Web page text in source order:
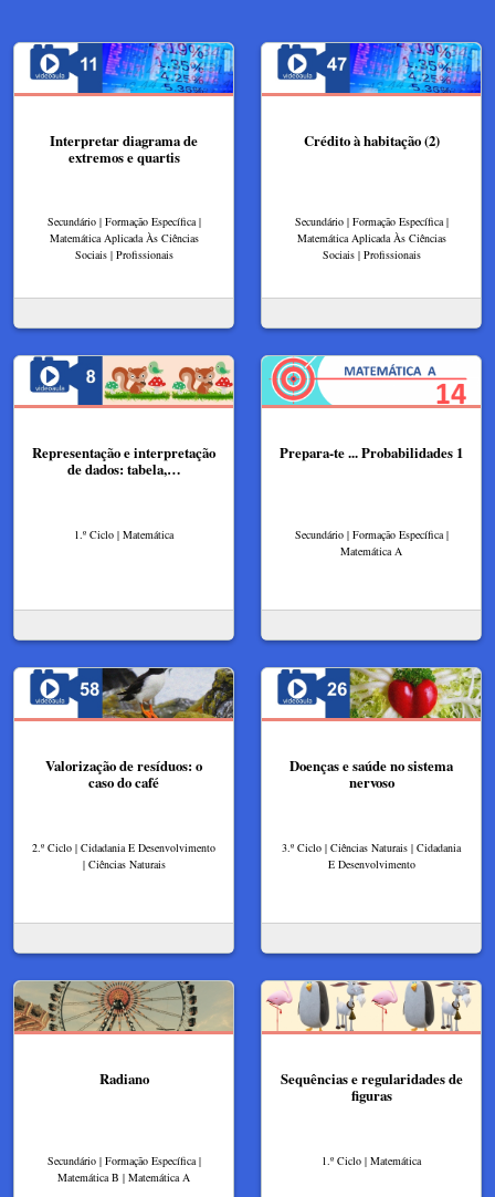
Interpretar diagrama de
extremos e quartis
Secundário | Formação Específica |
Matemática Aplicada Às Ciências
Sociais | Profissionais
Crédito à habitação (2)
Secundário | Formação Específica |
Matemática Aplicada Às Ciências
Sociais | Profissionais
Representação e interpretação
de dados: tabela,…
1.º Ciclo | Matemática
Prepara-te ... Probabilidades 1
Secundário | Formação Específica |
Matemática A
Valorização de resíduos: o
caso do café
2.º Ciclo | Cidadania E Desenvolvimento
| Ciências Naturais
Doenças e saúde no sistema
nervoso
3.º Ciclo | Ciências Naturais | Cidadania
E Desenvolvimento
Radiano
Secundário | Formação Específica |
Matemática B | Matemática A
Sequências e regularidades de
figuras
1.º Ciclo | Matemática